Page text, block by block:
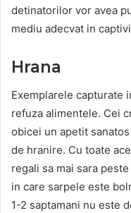
detinatorilor vor avea
mediu adecvat in
Hrana
Exemplarele capturate
refuza alimentele. Cei
obicei un apetit
de hranire. Cu toate
regali sa mai sara
in care sarpele este
1-2 saptamani nu este